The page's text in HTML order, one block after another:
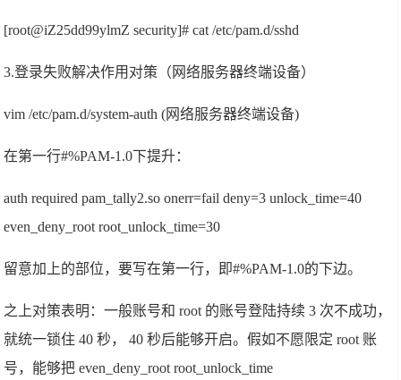
[root@iZ25dd99ylmZ security]# cat /etc/pam.d/sshd
3.登录失败解决作用对策（网络服务器终端设备）
vim /etc/pam.d/system-auth (网络服务器终端设备)
在第一行#%PAM-1.0下提升：
auth required pam_tally2.so onerr=fail deny=3 unlock_time=40
even_deny_root root_unlock_time=30
留意加上的部位，要写在第一行，即#%PAM-1.0的下边。
之上对策表明：一般账号和 root 的账号登陆持续 3 次不成功，
就统一锁住 40 秒， 40 秒后能够开启。假如不愿限定 root 账
号，能够把 even_deny_root root_unlock_time